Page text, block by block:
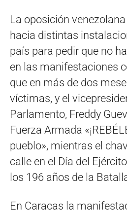
La oposición
hacia distintas
país para pedir que no
en las manifestaciones
que en más de dos
víctimas, y el
Parlamento, Freddy
Fuerza Armada
pueblo», mientras el
calle en el Día del
los 196 años de la
En Caracas la